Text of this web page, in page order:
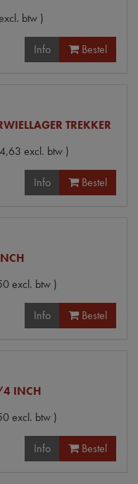
btw )
Info Bestel
TREKKER
,63 excl. btw )
Info Bestel
excl. btw )
Info Bestel
INCH
excl. btw )
Info Bestel